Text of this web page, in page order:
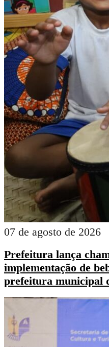
07 de agosto de 2026
Prefeitura lança
implementação de
prefeitura municipal